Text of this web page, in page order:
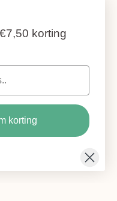
voor de mooiste
€7,50 korting
korting